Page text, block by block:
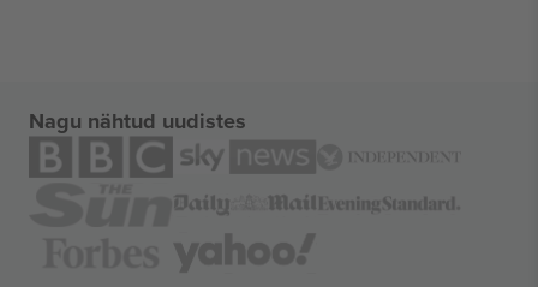
Nagu nähtud uudistes